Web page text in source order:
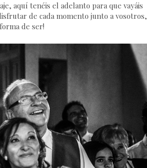
aquí tenéis el adelanto para que vayáis
de cada momento junto a vosotros,
de ser!